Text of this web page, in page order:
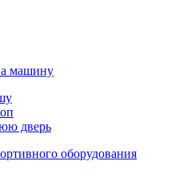
машину
дверь
оборудования